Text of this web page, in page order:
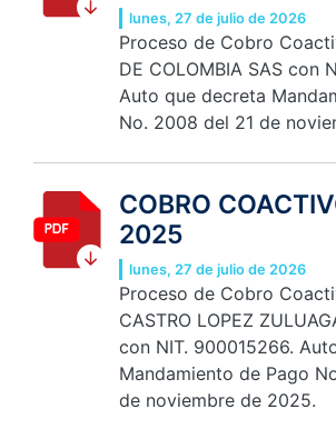
lunes, 27 de julio de 2026
Proceso de Cobro
DE COLOMBIA SAS con
Auto que decreta
No. 2008 del 21 de
COBRO
2025
lunes, 27 de julio de 2026
Proceso de Cobro
CASTRO LOPEZ
con NIT. 900015266.
Mandamiento de Pago
de noviembre de 2025.